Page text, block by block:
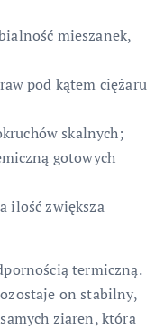
mieszanek,
pod kątem ciężaru
skalnych;
gotowych
ilość zwiększa
termiczną.
on stabilny,
ziaren, która